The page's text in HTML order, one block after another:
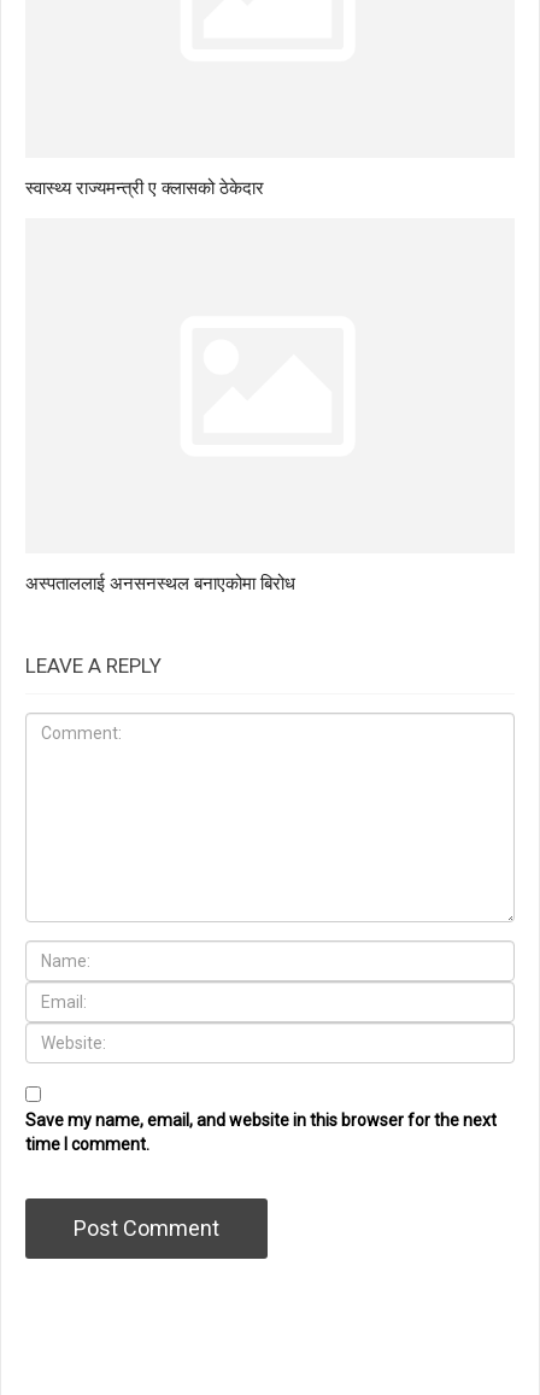
स्वास्थ्य राज्यमन्त्री ए क्लासको ठेकेदार
अस्पताललाई अनसनस्थल बनाएकोमा बिरोध
LEAVE A REPLY
Save my name, email, and website in this browser for the next
time I comment.